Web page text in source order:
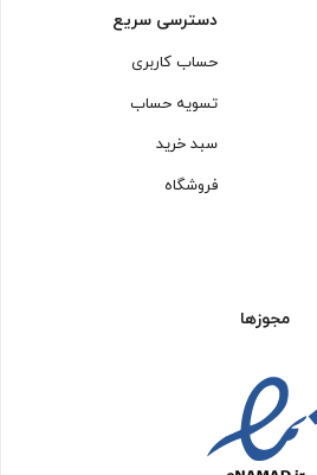
دسترسی سریع
حساب کاربری
تسویه حساب
سبد خرید
فروشگاه
مجوزها